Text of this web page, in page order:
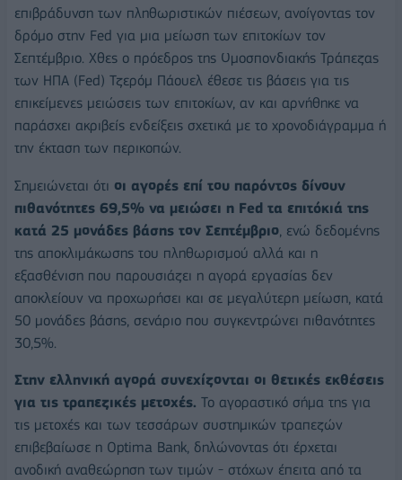
επιβράδυνση των πληθωριστικών πιέσεων, ανοίγοντας τον
δρόμο στην Fed για μια μείωση των επιτοκίων τον
Σεπτέμβριο. Χθες ο πρόεδρος της Ομοσπονδιακής Τράπεζας
των ΗΠΑ (Fed) Τζερόμ Πάουελ έθεσε τις βάσεις για τις
επικείμενες μειώσεις των επιτοκίων, αν και αρνήθηκε να
παράσχει ακριβείς ενδείξεις σχετικά με το χρονοδιάγραμμα ή
την έκταση των περικοπών.
Σημειώνεται ότι οι αγορές επί του παρόντος δίνουν
πιθανότητες 69,5% να μειώσει η Fed τα επιτόκιά της
κατά 25 μονάδες βάσης τον Σεπτέμβριο , ενώ δεδομένης
της αποκλιμάκωσης του πληθωρισμού αλλά και η
εξασθένιση που παρουσιάζει η αγορά εργασίας δεν
αποκλείουν να προχωρήσει και σε μεγαλύτερη μείωση, κατά
50 μονάδες βάσης, σενάριο που συγκεντρώνει πιθανότητες
30,5%.
Στην ελληνική αγορά συνεχίζονται οι θετικές εκθέσεις
για τις τραπεζικές μετοχές. Το αγοραστικό σήμα της για
τις μετοχές και των τεσσάρων συστημικών τραπεζών
επιβεβαίωσε η Optima Bank, δηλώνοντας ότι έρχεται
ανοδική αναθεώρηση των τιμών - στόχων έπειτα από τα